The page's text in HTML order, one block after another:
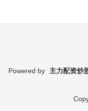
Powered by 主力配资炒